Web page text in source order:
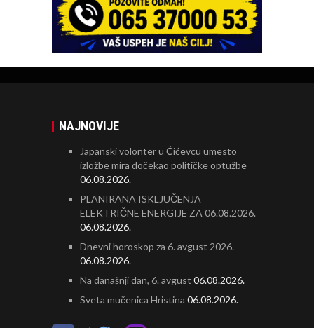
NAJNOVIJE
Japanski volonter u Ćićevcu umesto
izložbe mira dočekao političke optužbe
06.08.2026.
PLANIRANA ISKLJUČENJA
ELEKTRIČNE ENERGIJE ZA 06.08.2026.
06.08.2026.
Dnevni horoskop za 6. avgust 2026.
06.08.2026.
Na današnji dan, 6. avgust 06.08.2026.
Sveta mučenica Hristina 06.08.2026.